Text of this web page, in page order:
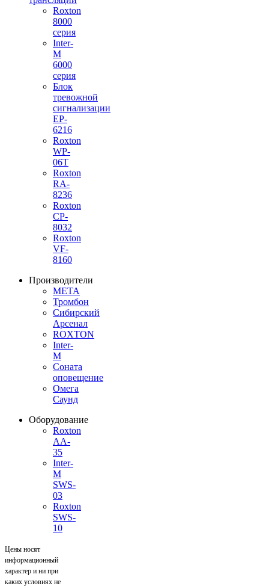
Roxton
8000
серия
Inter-
M
6000
серия
Блок
тревожной
сигнализации
EP-
6216
Roxton
WP-
06T
Roxton
RA-
8236
Roxton
CP-
8032
Roxton
VF-
8160
Производители
МЕТА
Тромбон
Сибирский
Арсенал
ROXTON
Inter-
M
Соната
оповещение
Омега
Саунд
Оборудование
Roxton
AA-
35
Inter-
M
SWS-
03
Roxton
SWS-
10
Цены носят
информационный
характер и ни при
каких условиях не